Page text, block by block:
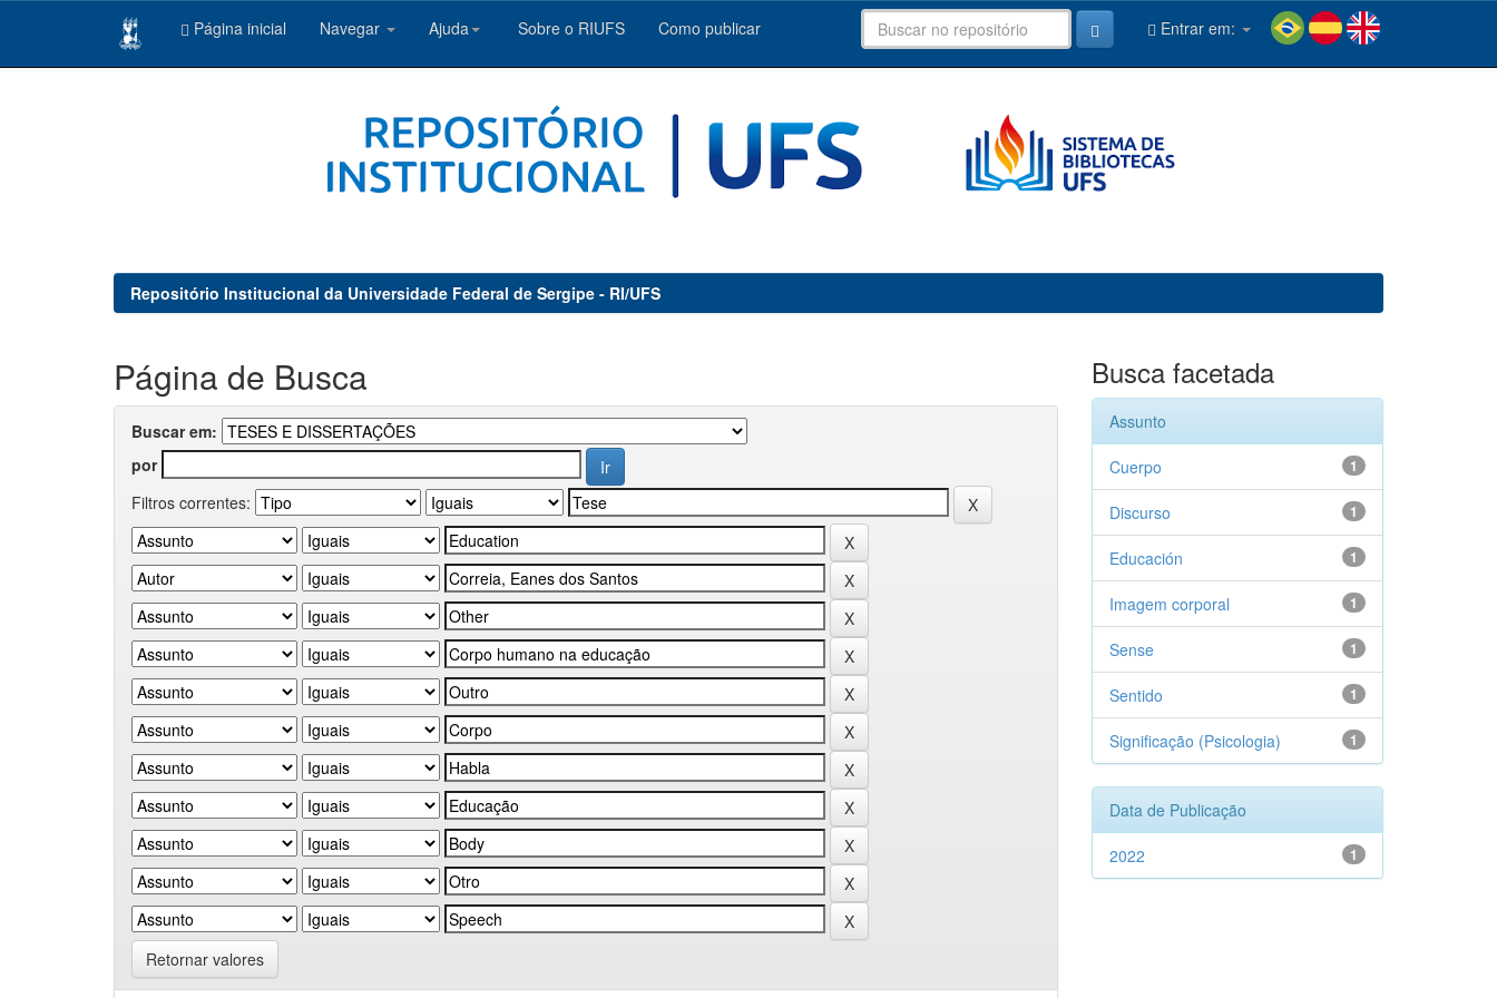
Página inicial Navegar Ajuda Sobre o RIUFS Como publicar Entrar em:
Repositório Institucional da Universidade Federal de Sergipe - RI/UFS
Página de Busca
Buscar em:
por
Filtros correntes:
Retornar valores
Busca facetada
Assunto
1
Cuerpo
1
Discurso
1
Educación
1
Imagem corporal
1
Sense
1
Sentido
1
Significação (Psicologia)
Data de Publicação
1
2022